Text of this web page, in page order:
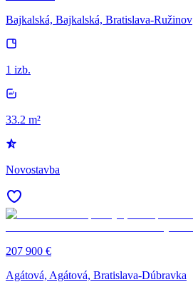
Bajkalská, Bajkalská, Bratislava-Ružinov
1 izb.
33.2 m²
Novostavba
207 900 €
Agátová, Agátová, Bratislava-Dúbravka